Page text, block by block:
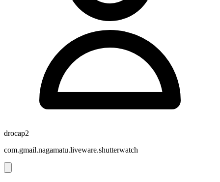
drocap2
com.gmail.nagamatu.liveware.shutterwatch